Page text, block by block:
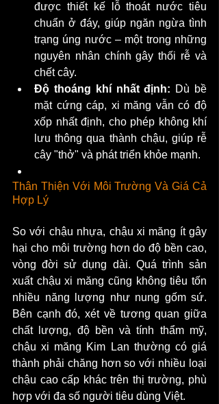
được thiết kế lỗ thoát nước tiêu
chuẩn ở đáy, giúp ngăn ngừa tình
trạng úng nước – một trong những
nguyên nhân chính gây thối rễ và
chết cây.
Độ thoáng khí nhất định: Dù bề
mặt cứng cáp, xi măng vẫn có độ
xốp nhất định, cho phép không khí
lưu thông qua thành chậu, giúp rễ
cây "thở" và phát triển khỏe mạnh.
Thân Thiện Với Môi Trường Và Giá Cả
Hợp Lý
So với chậu nhựa, chậu xi măng ít gây
hại cho môi trường hơn do độ bền cao,
vòng đời sử dụng dài. Quá trình sản
xuất chậu xi măng cũng không tiêu tốn
nhiều năng lượng như nung gốm sứ.
Bên cạnh đó, xét về tương quan giữa
chất lượng, độ bền và tính thẩm mỹ,
chậu xi măng Kim Lan thường có giá
thành phải chăng hơn so với nhiều loại
chậu cao cấp khác trên thị trường, phù
hợp với đa số người tiêu dùng Việt.